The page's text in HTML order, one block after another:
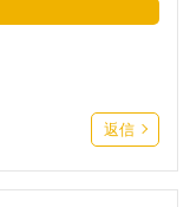
返信